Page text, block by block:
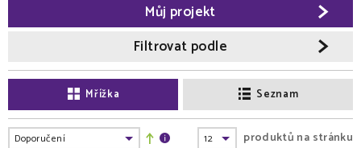
Filtrovat podle
Můj projekt
Mřížka Seznam
produktů na stránku